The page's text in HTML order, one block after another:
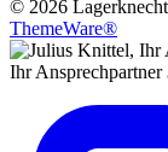
© 2026
ThemeWare®
Ihr Ansprechpartner